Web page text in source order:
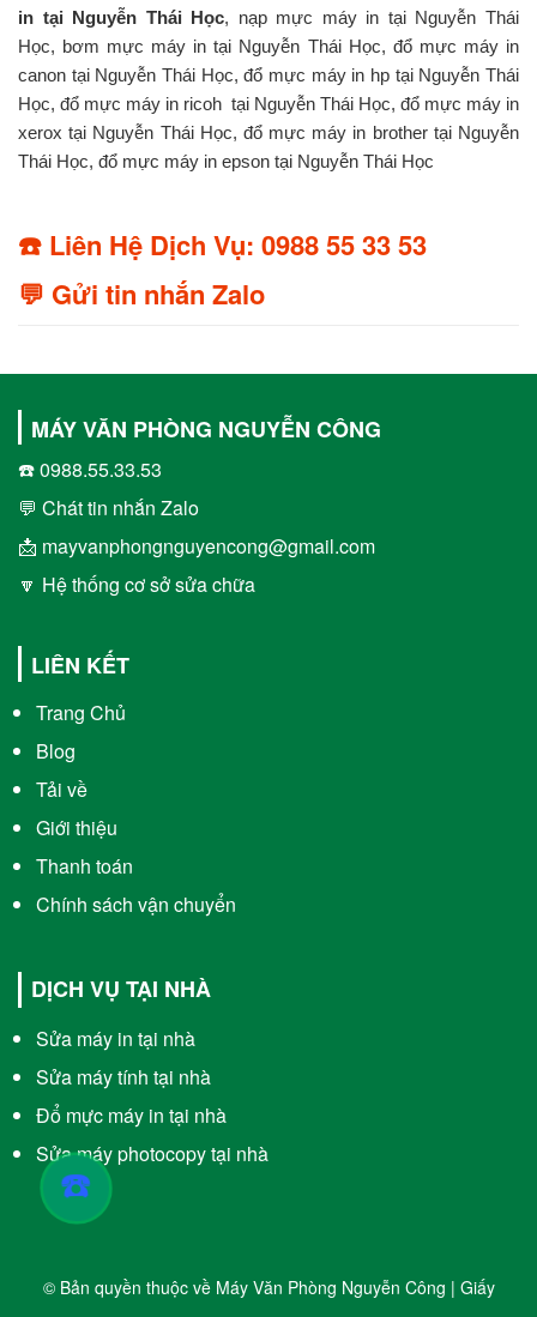
in tại Nguyễn Thái Học, nạp mực máy in tại Nguyễn Thái
Học, bơm mực máy in tại Nguyễn Thái Học, đổ mực máy in
canon tại Nguyễn Thái Học, đổ mực máy in hp tại Nguyễn Thái
Học, đổ mực máy in ricoh tại Nguyễn Thái Học, đổ mực máy in
xerox tại Nguyễn Thái Học, đổ mực máy in brother tại Nguyễn
Thái Học, đổ mực máy in epson tại Nguyễn Thái Học
☎️ Liên Hệ Dịch Vụ: 0988 55 33 53
💬 Gửi tin nhắn Zalo
MÁY VĂN PHÒNG NGUYỄN CÔNG
☎️ 0988.55.33.53
💬 Chát tin nhắn Zalo
📩 mayvanphongnguyencong@gmail.com
🔽 Hệ thống cơ sở sửa chữa
LIÊN KẾT
Trang Chủ
Blog
Tải về
Giới thiệu
Thanh toán
Chính sách vận chuyển
DỊCH VỤ TẠI NHÀ
Sửa máy in tại nhà
Sửa máy tính tại nhà
Đổ mực máy in tại nhà
Sửa máy photocopy tại nhà
© Bản quyền thuộc về Máy Văn Phòng Nguyễn Công | Giấy
☎️